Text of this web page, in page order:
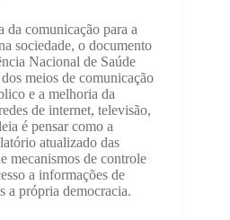
da comunicação para a
sociedade, o documento
Nacional de Saúde
meios de comunicação
e a melhoria da
de internet, televisão,
é pensar como a
atualizado das
mecanismos de controle
a informações de
a própria democracia.